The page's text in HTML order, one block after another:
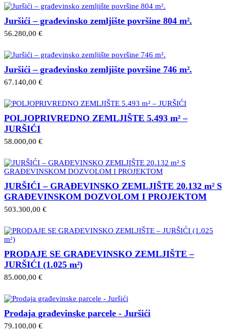
Juršići – građevinsko zemljište površine 804 m².
56.280,00 €
Juršići – građevinsko zemljište površine 746 m².
67.140,00 €
POLJOPRIVREDNO ZEMLJIŠTE 5.493 m² –
JURŠIĆI
58.000,00 €
JURŠIĆI – GRAĐEVINSKO ZEMLJIŠTE 20.132 m² S
GRAĐEVINSKOM DOZVOLOM I PROJEKTOM
503.300,00 €
PRODAJE SE GRAĐEVINSKO ZEMLJIŠTE –
JURŠIĆI (1.025 m²)
85.000,00 €
Prodaja građevinske parcele - Juršići
79.100,00 €